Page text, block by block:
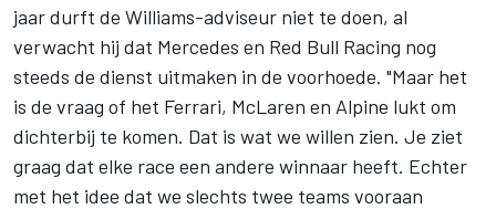
jaar durft de Williams-adviseur niet te doen, al
verwacht hij dat Mercedes en Red Bull Racing nog
steeds de dienst uitmaken in de voorhoede. "Maar het
is de vraag of het Ferrari, McLaren en Alpine lukt om
dichterbij te komen. Dat is wat we willen zien. Je ziet
graag dat elke race een andere winnaar heeft. Echter
met het idee dat we slechts twee teams vooraan